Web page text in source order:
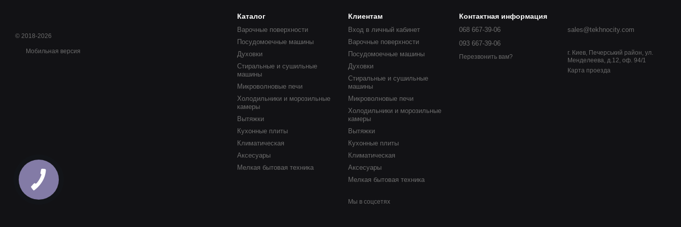
© 2018-2026
Мобильная версия
Каталог
Варочные поверхности
Посудомоечные машины
Духовки
Стиральные и сушильные
машины
Микроволновые печи
Холодильники и морозильные
камеры
Вытяжки
Кухонные плиты
Климатическая
Аксесуары
Мелкая бытовая техника
Клиентам
Вход в личный кабинет
Варочные поверхности
Посудомоечные машины
Духовки
Стиральные и сушильные
машины
Микроволновые печи
Холодильники и морозильные
камеры
Вытяжки
Кухонные плиты
Климатическая
Аксесуары
Мелкая бытовая техника
Мы в соцсетях
Контактная информация
068 667-39-06
093 667-39-06
Перезвонить вам?
sales@tekhnocity.com
г. Киев, Печерський район, ул.
Менделеева, д.12, оф. 94/1
Карта проезда